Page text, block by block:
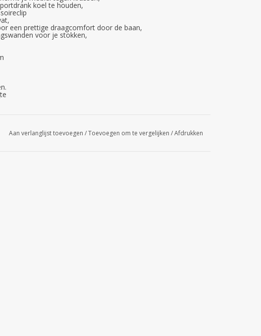
koel te houden,
een prettige draagcomfort door de baan,
voor je stokken,
Aan verlanglijst toevoegen /Toevoegen om te vergelijken /Afdrukken